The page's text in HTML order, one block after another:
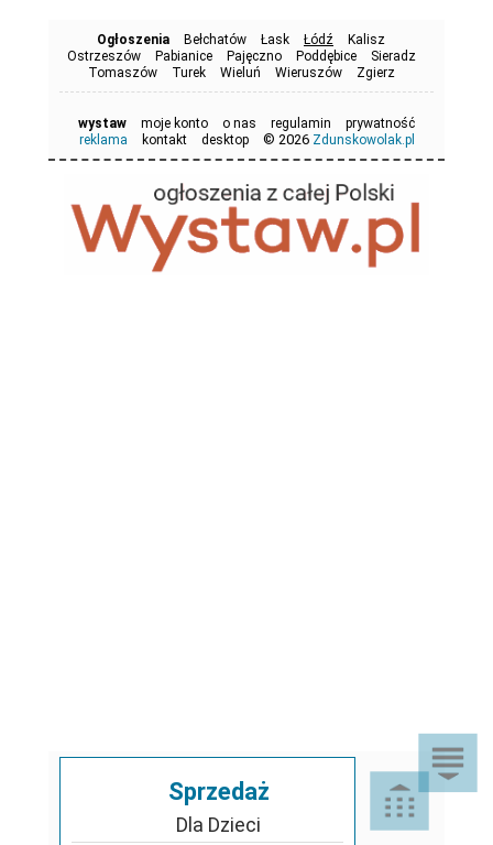
Ogłoszenia Bełchatów Łask Łódź
Kalisz
Ostrzeszów
Pabianice Pajęczno Poddębice
Sieradz
Tomaszów
Turek Wieluń Wieruszów Zgierz
wystaw moje konto o nas regulamin
prywatność
reklama
kontakt desktop © 2026 Zdunskowolak.pl
Sprzedaż
Dla Dzieci